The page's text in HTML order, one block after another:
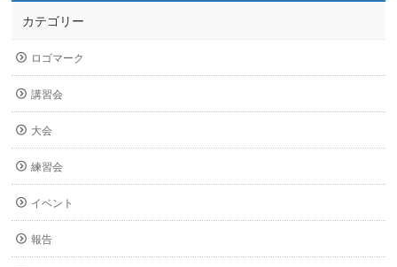
カテゴリー
ロゴマーク
講習会
大会
練習会
イベント
報告